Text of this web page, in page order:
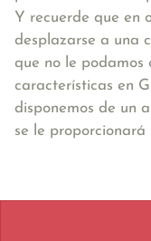
Y recuerde que en
desplazarse a una
que no le podamos
características en
disponemos de un
se le